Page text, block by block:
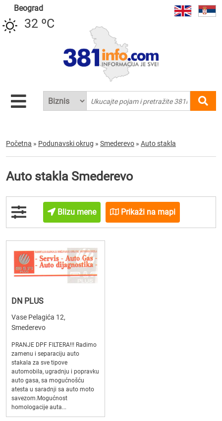
Beograd
32 ºC
Početna » Podunavski okrug » Smederevo » Auto stakla
Auto stakla Smederevo
Blizu mene Prikaži na mapi
DN PLUS
Vase Pelagića 12,
Smederevo
PRANJE DPF FILTERA!!! Radimo
zamenu i separaciju auto
stakala za sve tipove
automobila, ugradnju i popravku
auto gasa, sa mogućnošću
atesta u saradnji sa auto moto
savezom.Mogućnost
homologacije auta...